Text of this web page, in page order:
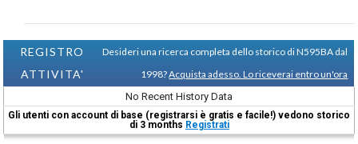
REGISTRO
ATTIVITA'
Desideri una ricerca completa dello storico di N595BA dal
1998?Acquista adesso. Lo riceverai entro un'ora
No Recent History Data
Gli utenti con account di base (registrarsi è gratis e facile!) vedono storico
di 3 months Registrati